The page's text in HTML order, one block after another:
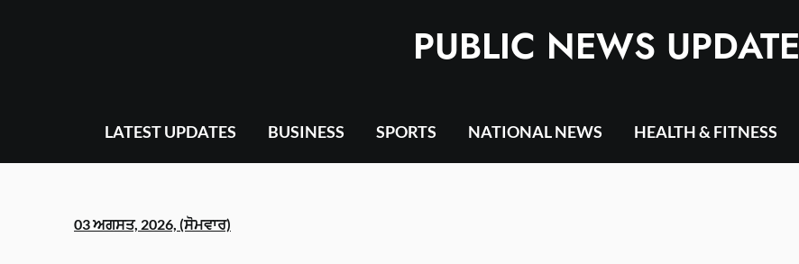
PUBLIC NEWS UPDATE
LATEST UPDATES BUSINESS SPORTS NATIONAL NEWS HEALTH & FITNESS
03 ਅਗਸਤ, 2026, (ਸੋਮਵਾਰ)